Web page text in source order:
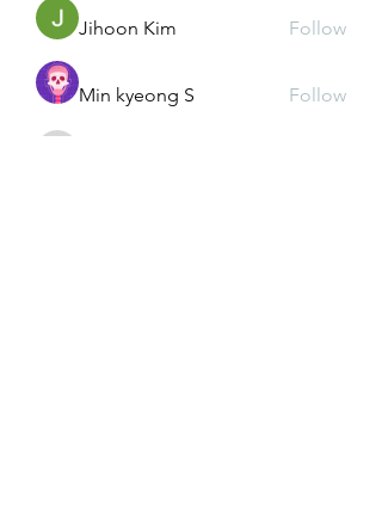
Jihoon Kim Follow
Min kyeong S Follow